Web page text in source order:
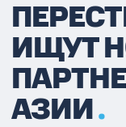
ИЩУТ
АЗИИ